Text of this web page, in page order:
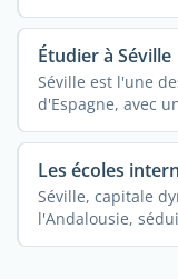
Étudier à Séville
Séville est l'une
d'Espagne, avec
Les écoles
Séville, capitale
l'Andalousie,